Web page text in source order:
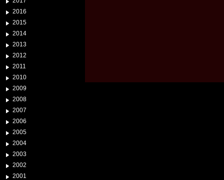
2016
2015
2014
2013
2012
2011
2010
2009
2008
2007
2006
2005
2004
2003
2002
2001